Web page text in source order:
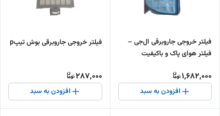
فیلتر خروجی جاروبرقی ال‌جی –
فیلتر هوای پاک و باکیفیت
1,682,000
افزودن به سبد
فیلتر خروجی جاروبرقی بوش تیپp
287,000
افزودن به سبد